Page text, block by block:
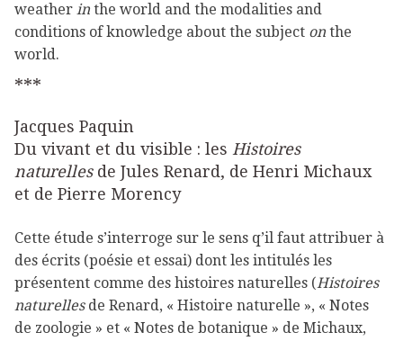
weather in the world and the modalities and
conditions of knowledge about the subject on the
world.
***
Jacques Paquin
Du vivant et du visible : les Histoires
naturellesde Jules Renard, de Henri Michaux
et de Pierre Morency
Cette étude s’interroge sur le sens q’il faut attribuer à
des écrits (poésie et essai) dont les intitulés les
présentent comme des histoires naturelles (Histoires
naturellesde Renard, « Histoire naturelle », « Notes
de zoologie » et « Notes de botanique » de Michaux,